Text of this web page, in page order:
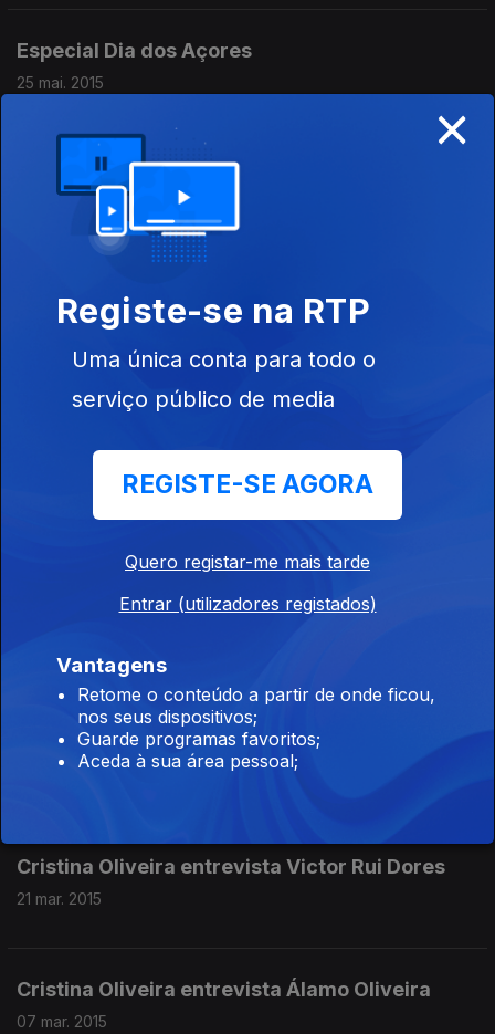
Especial Dia dos Açores
25 mai. 2015
Cristina Oliveira entrevista Patrícia Carreiro
Cristina Oliveira entrevista José Andrade
09 mai. 2015
Cristina Oliveira entrevista José de Almeida
Cristina Oliveira entrevista Pedro Almeida
Cristina Oliveira entrevista Alexandre
Gaudêncio
Cristina Oliveira entrevista Victor Rui Dores
21 mar. 2015
Cristina Oliveira entrevista Álamo Oliveira
07 mar. 2015
×
Registe-se na RTP
Uma única conta para todo o
serviço público de media
REGISTE-SE AGORA
Quero registar-me mais tarde
Entrar (utilizadores registados)
Vantagens
Retome o conteúdo a partir de onde ficou,
nos seus dispositivos;
Guarde programas favoritos;
Aceda à sua área pessoal;